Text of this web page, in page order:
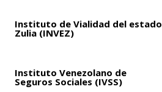
Instituto de Vialidad del estado
Zulia (INVEZ)
Instituto Venezolano de
Seguros Sociales (IVSS)